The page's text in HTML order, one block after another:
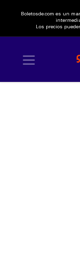
Boletosde.com es un
Los precios